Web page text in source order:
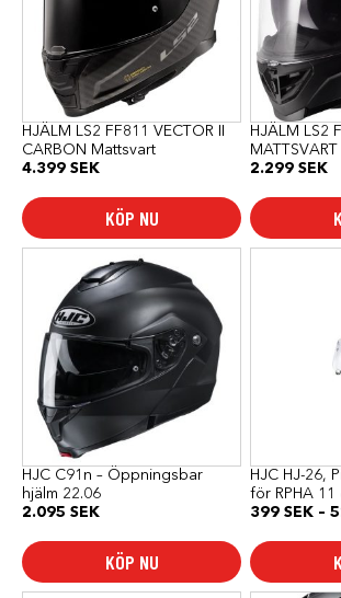
HJÄLM LS2 FF811 VECTOR II
CARBON Mattsvart
4.399 SEK
KÖP NU
alternativen
kan
väljas
produktsidan
HJÄLM LS2
MATTSVART
2.299 SEK
De
olika
alternativen
kan
väljas
på
HJC C91n – Öppningsbar
hjälm 22.06
2.095 SEK
KÖP NU
produkten
flera
varianter.
De
olika
alternativen
kan
väljas
produktsidan
HJC HJ-26,
för RPHA 11
399 SEK –